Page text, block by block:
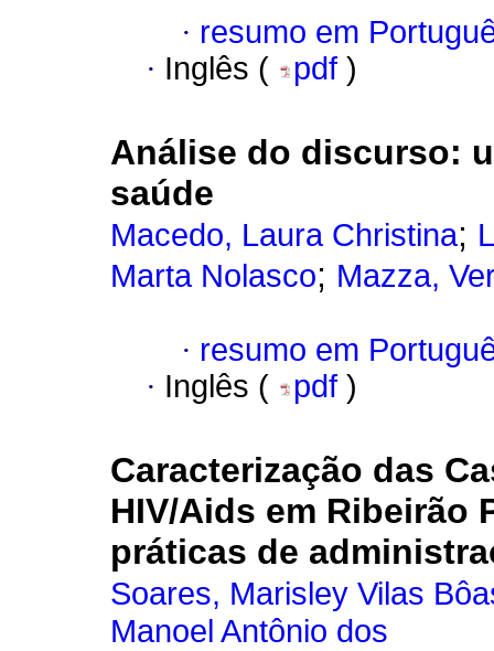
· resumo em
· Inglês ( pdf )
Análise do discurso:
saúde
Macedo, Laura Christina;
Marta Nolasco; Mazza,
· resumo em
· Inglês ( pdf )
Caracterização das
HIV/Aids em Ribeirão
práticas de
Soares, Marisley Vilas
Manoel Antônio dos